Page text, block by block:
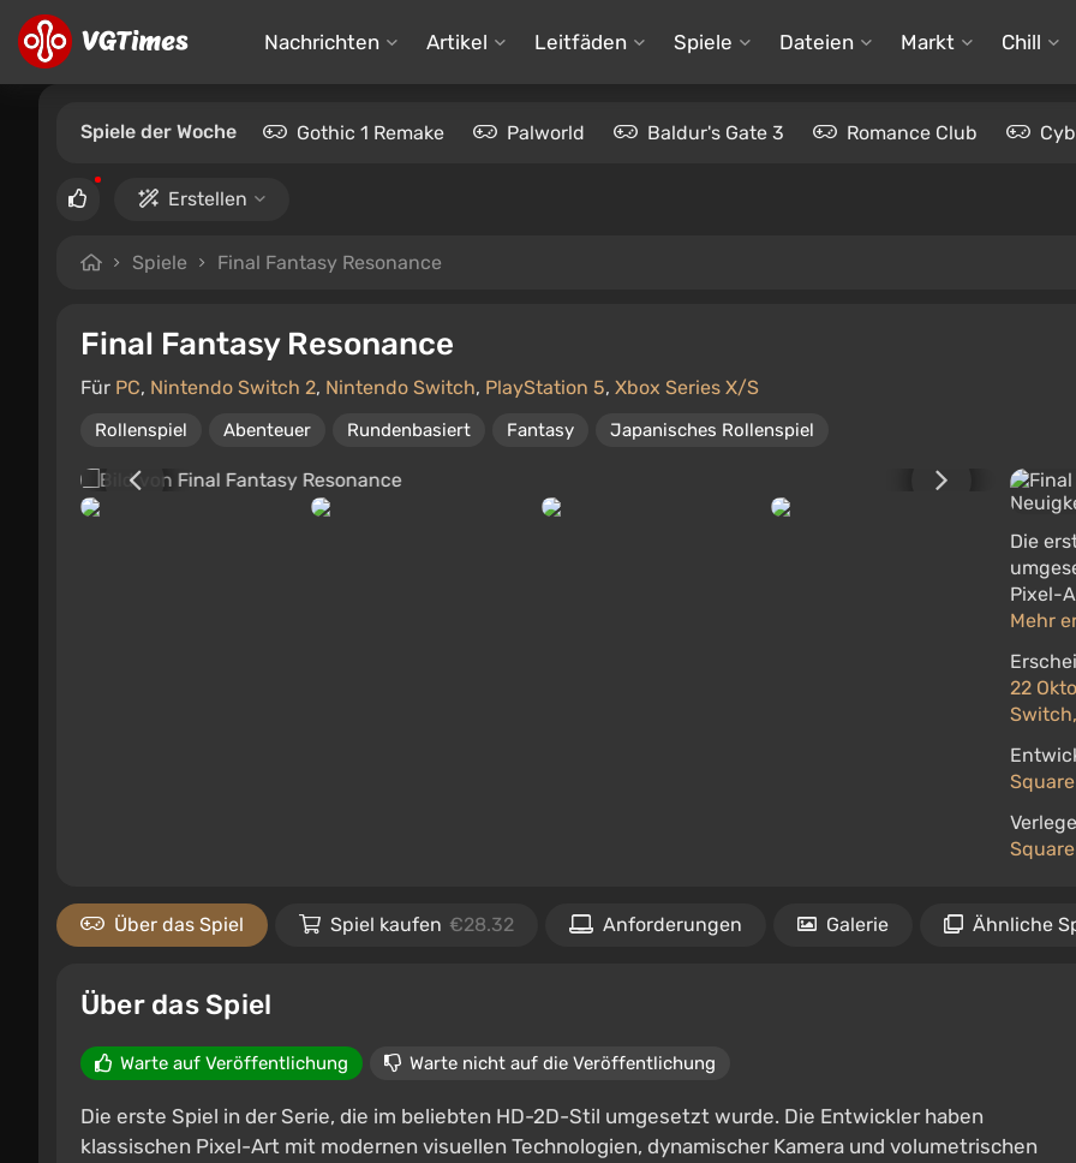
Nachrichten Artikel Leitfäden Spiele Dateien Markt Chill
Spiele der Woche Gothic 1 Remake Palworld Baldur's Gate 3 Romance Club
Erstellen
Spiele Final Fantasy Resonance
Final Fantasy Resonance
Für PC, Nintendo Switch 2, Nintendo Switch, PlayStation 5, Xbox Series X/S
Rollenspiel Abenteuer Rundenbasiert Fantasy Japanisches Rollenspiel
Die
Pixel-
Mehr
22
Über das Spiel Spiel kaufen €28.32 Anforderungen Galerie Ähnliche
Über das Spiel
Warte auf Veröffentlichung Warte nicht auf die Veröffentlichung
Die erste Spiel in der Serie, die im beliebten HD-2D-Stil umgesetzt wurde. Die Entwickler haben
klassischen Pixel-Art mit modernen visuellen Technologien, dynamischer Kamera und volumetrischen